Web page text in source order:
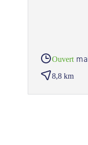
Ouvert
8,8 km